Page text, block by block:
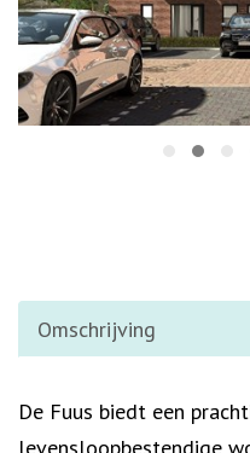
Omschrijving
Omschrijving
De Fuus biedt een
levensloopbestendige